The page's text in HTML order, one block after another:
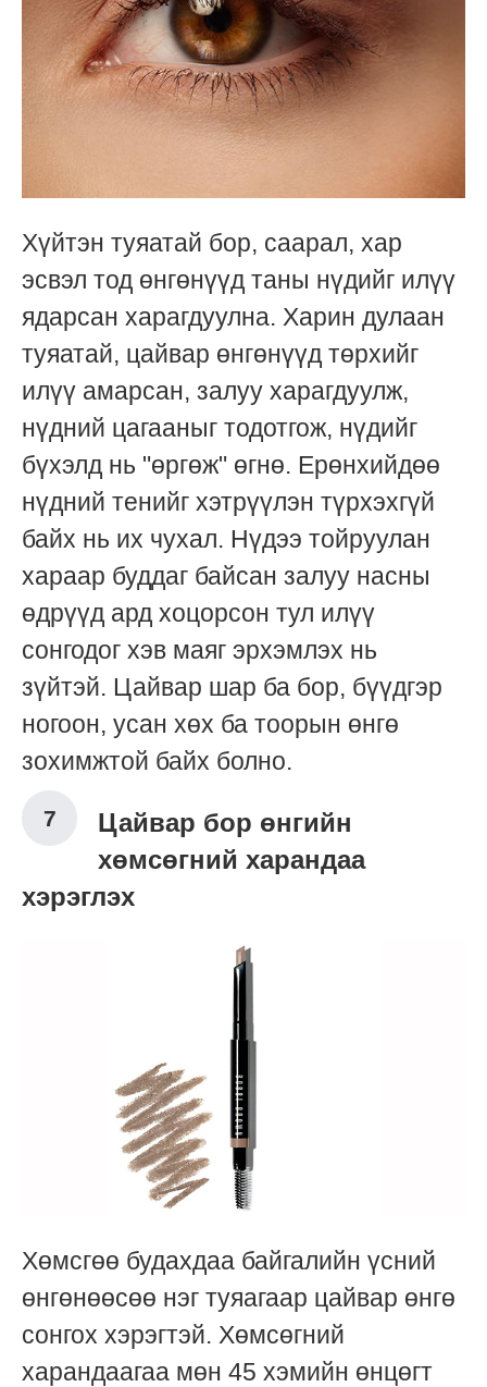
Хүйтэн туяатай бор, саарал, хар
эсвэл тод өнгөнүүд таны нүдийг илүү
ядарсан харагдуулна. Харин дулаан
туяатай, цайвар өнгөнүүд төрхийг
илүү амарсан, залуу харагдуулж,
нүдний цагааныг тодотгож, нүдийг
бүхэлд нь "өргөж" өгнө. Ерөнхийдөө
нүдний тенийг хэтрүүлэн түрхэхгүй
байх нь их чухал. Нүдээ тойруулан
хараар буддаг байсан залуу насны
өдрүүд ард хоцорсон тул илүү
сонгодог хэв маяг эрхэмлэх нь
зүйтэй. Цайвар шар ба бор, бүүдгэр
ногоон, усан хөх ба тоорын өнгө
зохимжтой байх болно.
Цайвар бор өнгийн
хөмсөгний харандаа
хэрэглэх
Хөмсгөө будахдаа байгалийн үсний
өнгөнөөсөө нэг туяагаар цайвар өнгө
сонгох хэрэгтэй. Хөмсөгний
харандаагаа мөн 45 хэмийн өнцөгт